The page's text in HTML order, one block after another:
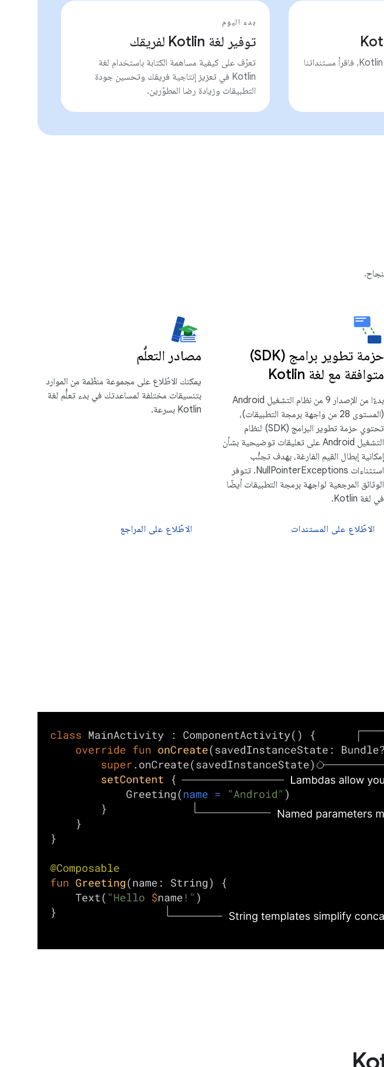
إذا كنت بالفعل على دراية بلغة Kotlin، فاقرأ مستنداتنا
بدء اليوم
توفير لغة Kotlin لفريقك
تعرّف على كيفية مساهمة الكتابة باستخدام لغة
Kotlin في تعزيز إنتاجية فريقك وتحسين جودة
التطبيقات وزيادة رضا المطوّرين.
حزمة تطوير برامج (SDK)
متوافقة مع لغة Kotlin
بدءًا من الإصدار 9 من نظام التشغيل Android
(المستوى 28 من واجهة برمجة التطبيقات)،
تحتوي حزمة تطوير البرامج (SDK) لنظام
التشغيل Android على تعليقات توضيحية بشأن
إمكانية إبطال القيم الفارغة، بهدف تجنُّب
استثناءات NullPointerExceptions. تتوفر
الوثائق المرجعية لواجهة برمجة التطبيقات أيضًا
في لغة Kotlin.
الاطّلاع على المستندات
مصادر التعلُّم
يمكنك الاطّلاع على مجموعة منظّمة من الموارد
بتنسيقات مختلفة لمساعدتك في بدء تعلُّم لغة
Kotlin بسرعة.
الاطّلاع على المراجع